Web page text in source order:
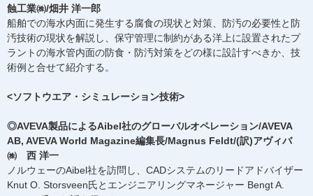
蝕工業㈱/畑井 洋一郎
船舶での海水内面に発生する腐食の現状と対策、防汚の必要性と防
汚技術の現状を解説し、保守管理に制約がある洋上に設置されたプ
ラントの海水管内面の防食・防汚対策をどの様に設計すべきか、技
術例と合せて紹介する。
<ソフトウエア・シミュレーション技術>
◎AVEVA製品によるAibel社のグローバルオペレーション/AVEVA
AB, AVEVA World Magazine編集長/Magnus Feldt/(訳)アヴィバ
㈱ 西 洋一
ノルウェーのAibel社を訪問し、CADシステムのリードアドバイザー
Knut O. Storsveen氏とエンジニアリングマネージャー Bengt A.